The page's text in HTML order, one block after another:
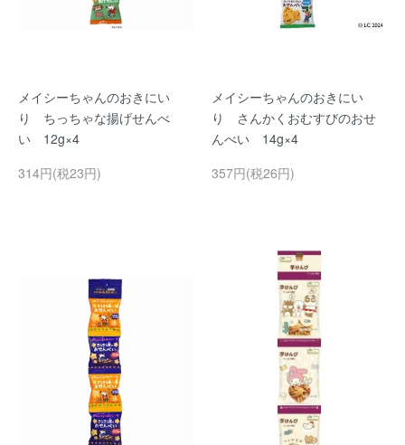
メイシーちゃんのおきにい
り ちっちゃな揚げせんべ
い 12g×4
314円(税23円)
メイシーちゃんのおきにい
り さんかくおむすびのおせ
んべい 14g×4
357円(税26円)